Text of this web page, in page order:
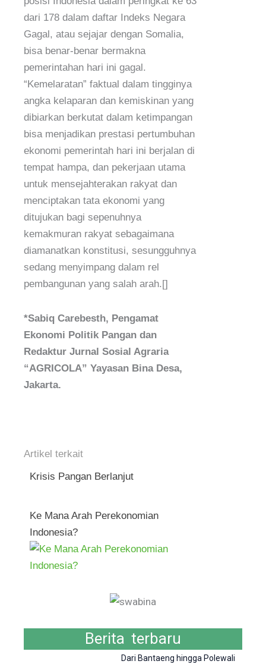
dari 178 dalam daftar Indeks Negara
Gagal, atau sejajar dengan Somalia,
bisa benar-benar bermakna
pemerintahan hari ini gagal.
“Kemelaratan” faktual dalam tingginya
angka kelaparan dan kemiskinan yang
dibiarkan berkutat dalam ketimpangan
bisa menjadikan prestasi pertumbuhan
ekonomi pemerintah hari ini berjalan di
tempat hampa, dan pekerjaan utama
untuk mensejahterakan rakyat dan
menciptakan tata ekonomi yang
ditujukan bagi sepenuhnya
kemakmuran rakyat sebagaimana
diamanatkan konstitusi, sesungguhnya
sedang menyimpang dalam rel
pembangunan yang salah arah.[]
*Sabiq Carebesth, Pengamat
Ekonomi Politik Pangan dan
Redaktur Jurnal Sosial Agraria
“AGRICOLA” Yayasan Bina Desa,
Jakarta.
Artikel terkait
Krisis Pangan Berlanjut
Ke Mana Arah Perekonomian
Indonesia?
Berita terbaru
Dari Bantaeng hingga Polewali